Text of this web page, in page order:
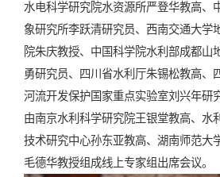
水电科学研究院水资源所严登华教高、
象研究所李跃清研究员、西南交通大学
院朱庆教授、中国科学院水利部成都山
勇研究员、四川省水利厅朱锡松教高、
河流开发保护国家重点实验室刘兴年研
由南京水利科学研究院王银堂教高、水
技术研究中心孙东亚教高、湖南师范大
毛德华教授组成线上专家组出席会议。